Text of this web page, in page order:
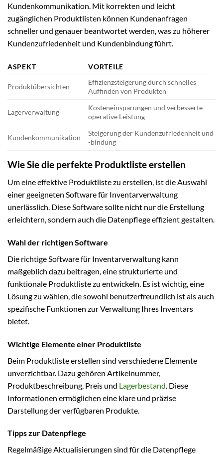
Kundenkommunikation. Mit korrekten und leicht
zugänglichen Produktlisten können Kundenanfragen
schneller und genauer beantwortet werden, was zu höherer
Kundenzufriedenheit und Kundenbindung führt.
ASPEKT VORTEILE
Produktübersichten
Effizienzsteigerung durch schnelles
Auffinden von Produkten
Lagerverwaltung
Kosteneinsparungen und verbesserte
operative Leistung
Kundenkommunikation
Steigerung der Kundenzufriedenheit und
-bindung
Wie Sie die perfekte Produktliste erstellen
Um eine effektive Produktliste zu erstellen, ist die Auswahl
einer geeigneten Software für Inventarverwaltung
unerlässlich. Diese Software sollte nicht nur die Erstellung
erleichtern, sondern auch die Datenpflege effizient gestalten.
Wahl der richtigen Software
Die richtige Software für Inventarverwaltung kann
maßgeblich dazu beitragen, eine strukturierte und
funktionale Produktliste zu entwickeln. Es ist wichtig, eine
Lösung zu wählen, die sowohl benutzerfreundlich ist als auch
spezifische Funktionen zur Verwaltung Ihres Inventars
bietet.
Wichtige Elemente einer Produktliste
Beim Produktliste erstellen sind verschiedene Elemente
unverzichtbar. Dazu gehören Artikelnummer,
Produktbeschreibung, Preis und Lagerbestand . Diese
Informationen ermöglichen eine klare und präzise
Darstellung der verfügbaren Produkte.
Tipps zur Datenpflege
Regelmäßige Aktualisierungen sind für die Datenpflege